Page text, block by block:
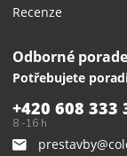
Recenze
Odborné
Potřebujete
+420 608 333
8 -16 h